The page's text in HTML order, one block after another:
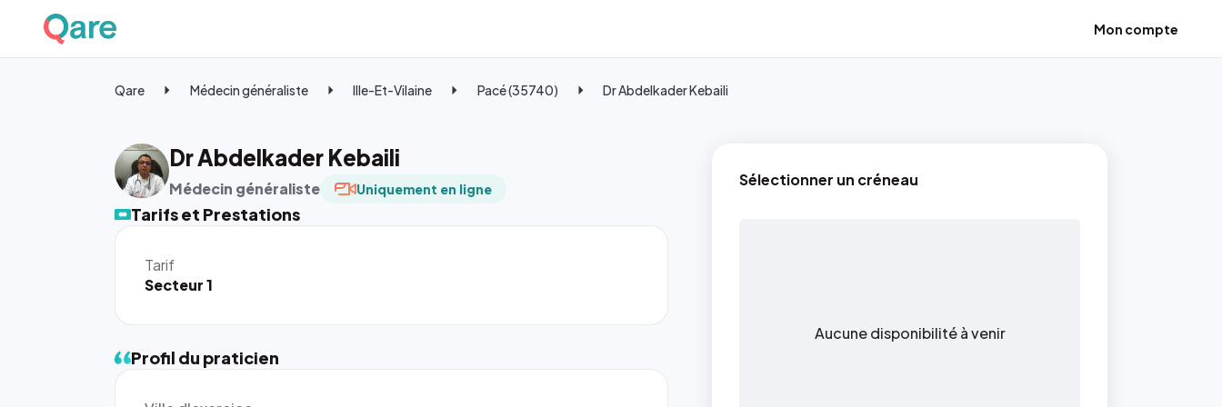
Mon compte
Qare Médecin généraliste Ille-Et-Vilaine Pacé (35740) Dr Abdelkader Kebaili
Dr Abdelkader Kebaili
Médecin généraliste Uniquement en ligne
Tarifs et Prestations
Tarif
Secteur 1
Sélectionner un créneau
Aucune disponibilité à venir
Profil du praticien